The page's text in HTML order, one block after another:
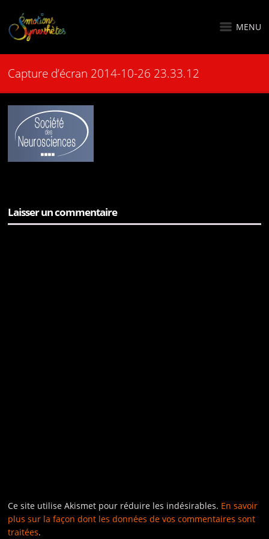
MENU
Capture d’écran 2014-10-26 23.33.12
Laisser un commentaire
Ce site utilise Akismet pour réduire les indésirables. En savoir
plus sur la façon dont les données de vos commentaires sont
traitées.